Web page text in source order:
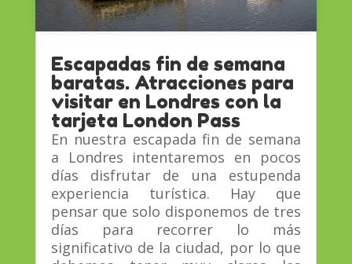
Escapadas fin de semana
baratas. Atracciones para
visitar en Londres con la
tarjeta London Pass
En nuestra escapada fin de semana
a Londres intentaremos en pocos
días disfrutar de una estupenda
experiencia turística. Hay que
pensar que solo disponemos de tres
días para recorrer lo más
significativo de la ciudad, por lo que